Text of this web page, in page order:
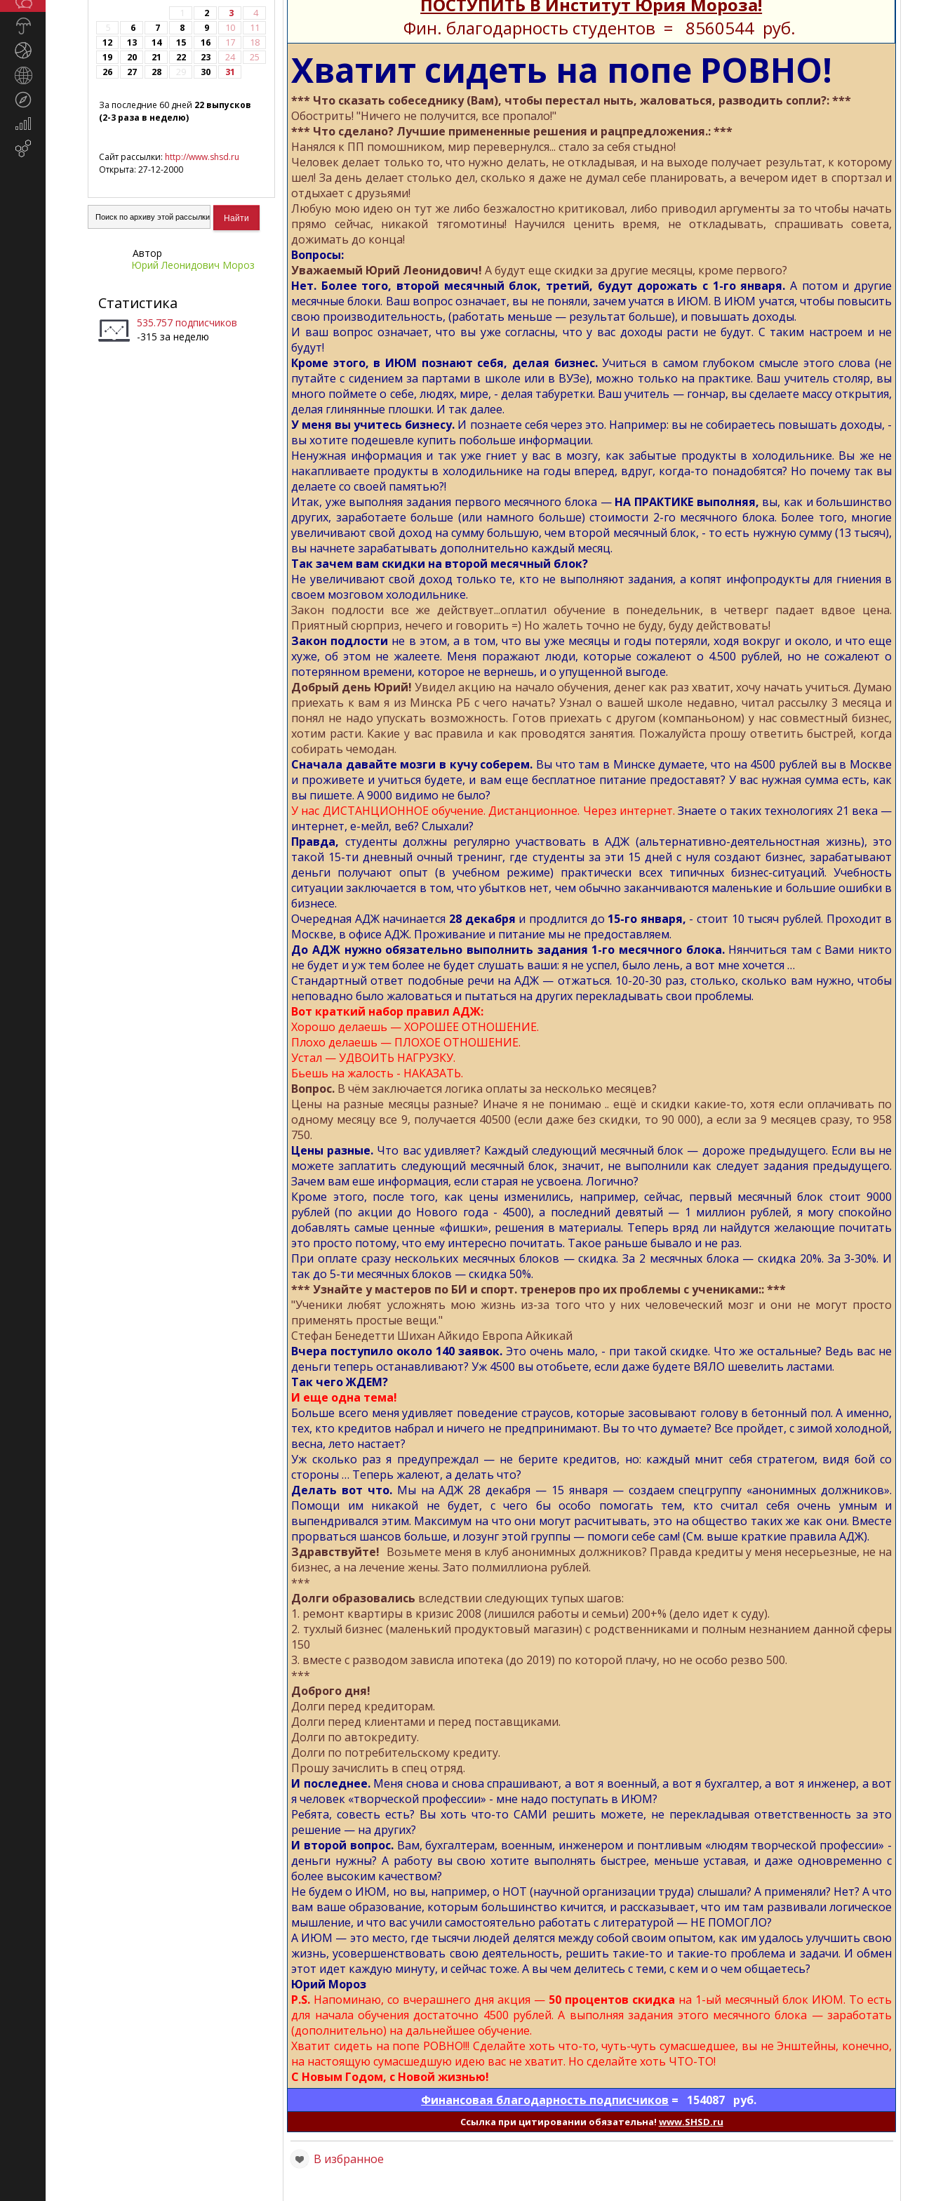
Экономика
маркетинг
1 2 3
4
5
6 7 8 9 10
11
12
13 14 15 16 17
18
19
20 21 22 23 24
25
26
27 28 29 30 31
За последние 60 дней 22 выпусков
(2-3 раза в неделю)
Сайт рассылки: http://www.shsd.ru
Открыта: 27-12-2000
Автор
Юрий Леонидович Мороз
Статистика
535.757 подписчиков
-315 за неделю
Фин. благодарность студентов = 8560544 руб.
Хватит сидеть на попе РОВНО!
*** Что сказать собеседнику (Вам), чтобы перестал ныть, жаловаться, разводить сопли?: ***
Обострить! "Ничего не получится, все пропало!"
*** Что сделано? Лучшие примененные решения и рацпредложения.: ***
Нанялся к ПП помошником, мир перевернулся... стало за себя стыдно!
Человек делает только то, что нужно делать, не откладывая, и на выходе получает результат, к которому
шел! За день делает столько дел, сколько я даже не думал себе планировать, а вечером идет в спортзал и
отдыхает с друзьями!
Любую мою идею он тут же либо безжалостно критиковал, либо приводил аргументы за то чтобы начать
прямо сейчас, никакой тягомотины! Научился ценить время, не откладывать, спрашивать совета,
дожимать до конца!
Вопросы:
Уважаемый Юрий Леонидович! А будут еще скидки за другие месяцы, кроме первого?
Нет. Более того, второй месячный блок, третий, будут дорожать с 1-го января.А потом и другие
месячные блоки. Ваш вопрос означает, вы не поняли, зачем учатся в ИЮМ. В ИЮМ учатся, чтобы повысить
свою производительность, (работать меньше — результат больше), и повышать доходы.
И ваш вопрос означает, что вы уже согласны, что у вас доходы расти не будут. С таким настроем и не
будут!
Кроме этого, в ИЮМ познают себя, делая бизнес.Учиться в самом глубоком смысле этого слова (не
путайте с сидением за партами в школе или в ВУЗе), можно только на практике. Ваш учитель столяр, вы
много поймете о себе, людях, мире, - делая табуретки. Ваш учитель — гончар, вы сделаете массу открытия,
делая глинянные плошки. И так далее.
У меня вы учитесь бизнесу. И познаете себя через это. Например: вы не собираетесь повышать доходы, -
вы хотите подешевле купить побольше информации.
Ненужная информация и так уже гниет у вас в мозгу, как забытые продукты в холодильнике. Вы же не
накапливаете продукты в холодильнике на годы вперед, вдруг, когда-то понадобятся? Но почему так вы
делаете со своей памятью?!
Итак, уже выполняя задания первого месячного блока — НА ПРАКТИКЕ выполняя, вы, как и большинство
других, заработаете больше (или намного больше) стоимости 2-го месячного блока. Более того, многие
увеличивают свой доход на сумму большую, чем второй месячный блок, - то есть нужную сумму (13 тысяч),
вы начнете зарабатывать дополнительно каждый месяц.
Так зачем вам скидки на второй месячный блок?
Не увеличивают свой доход только те, кто не выполняют задания, а копят инфопродукты для гниения в
своем мозговом холодильнике.
Закон подлости все же действует...оплатил обучение в понедельник, в четверг падает вдвое цена.
Приятный сюрприз, нечего и говорить =) Но жалеть точно не буду, буду действовать!
Закон подлости не в этом, а в том, что вы уже месяцы и годы потеряли, ходя вокруг и около, и что еще
хуже, об этом не жалеете. Меня поражают люди, которые сожалеют о 4.500 рублей, но не сожалеют о
потерянном времени, которое не вернешь, и о упущенной выгоде.
Добрый день Юрий! Увидел акцию на начало обучения, денег как раз хватит, хочу начать учиться. Думаю
приехать к вам я из Минска РБ с чего начать? Узнал о вашей школе недавно, читал рассылку 3 месяца и
понял не надо упускать возможность. Готов приехать с другом (компаньоном) у нас совместный бизнес,
хотим расти. Какие у вас правила и как проводятся занятия. Пожалуйста прошу ответить быстрей, когда
собирать чемодан.
Сначала давайте мозги в кучу соберем. Вы что там в Минске думаете, что на 4500 рублей вы в Москве
и проживете и учиться будете, и вам еще бесплатное питание предоставят? У вас нужная сумма есть, как
вы пишете. А 9000 видимо не было?
У нас ДИСТАНЦИОННОЕ обучение. Дистанционное. Через интернет. Знаете о таких технологиях 21 века —
интернет, е-мейл, веб? Слыхали?
Правда, студенты должны регулярно участвовать в АДЖ (альтернативно-деятельностная жизнь), это
такой 15-ти дневный очный тренинг, где студенты за эти 15 дней с нуля создают бизнес, зарабатывают
деньги получают опыт (в учебном режиме) практически всех типичных бизнес-ситуаций. Учебность
ситуации заключается в том, что убытков нет, чем обычно заканчиваются маленькие и большие ошибки в
бизнесе.
Очередная АДЖ начинается 28 декабря и продлится до 15-го января, - стоит 10 тысяч рублей. Проходит в
Москве, в офисе АДЖ. Проживание и питание мы не предоставляем.
До АДЖ нужно обязательно выполнить задания 1-го месячного блока. Нянчиться там с Вами никто
не будет и уж тем более не будет слушать ваши: я не успел, было лень, а вот мне хочется …
Стандартный ответ подобные речи на АДЖ — отжаться. 10-20-30 раз, столько, сколько вам нужно, чтобы
неповадно было жаловаться и пытаться на других перекладывать свои проблемы.
Вот краткий набор правил АДЖ:
Хорошо делаешь — ХОРОШЕЕ ОТНОШЕНИЕ.
Плохо делаешь — ПЛОХОЕ ОТНОШЕНИЕ.
Устал — УДВОИТЬ НАГРУЗКУ.
Бьешь на жалость - НАКАЗАТЬ.
Вопрос. В чём заключается логика оплаты за несколько месяцев?
Цены на разные месяцы разные? Иначе я не понимаю .. ещё и скидки какие-то, хотя если оплачивать по
одному месяцу все 9, получается 40500 (если даже без скидки, то 90 000), а если за 9 месяцев сразу, то 958
750.
Цены разные. Что вас удивляет? Каждый следующий месячный блок — дороже предыдущего. Если вы не
можете заплатить следующий месячный блок, значит, не выполнили как следует задания предыдущего.
Зачем вам еше информация, если старая не усвоена. Логично?
Кроме этого, после того, как цены изменились, например, сейчас, первый месячный блок стоит 9000
рублей (по акции до Нового года - 4500), а последний девятый — 1 миллион рублей, я могу спокойно
добавлять самые ценные «фишки», решения в материалы. Теперь вряд ли найдутся желающие почитать
это просто потому, что ему интересно почитать. Такое раньше бывало и не раз.
При оплате сразу нескольких месячных блоков — скидка. За 2 месячных блока — скидка 20%. За 3-30%. И
так до 5-ти месячных блоков — скидка 50%.
*** Узнайте у мастеров по БИ и спорт. тренеров про их проблемы с учениками:: ***
"Ученики любят усложнять мою жизнь из-за того что у них человеческий мозг и они не могут просто
применять простые вещи."
Стефан Бенедетти Шихан Айкидо Европа Айкикай
Вчера поступило около 140 заявок. Это очень мало, - при такой скидке. Что же остальные? Ведь вас не
деньги теперь останавливают? Уж 4500 вы отобьете, если даже будете ВЯЛО шевелить ластами.
Так чего ЖДЕМ?
И еще одна тема!
Больше всего меня удивляет поведение страусов, которые засовывают голову в бетонный пол. А именно,
тех, кто кредитов набрал и ничего не предпринимают. Вы то что думаете? Все пройдет, с зимой холодной,
весна, лето настает?
Уж сколько раз я предупреждал — не берите кредитов, но: каждый мнит себя стратегом, видя бой со
стороны … Теперь жалеют, а делать что?
Делать вот что. Мы на АДЖ 28 декабря — 15 января — создаем спецгруппу «анонимных должников».
Помощи им никакой не будет, с чего бы особо помогать тем, кто считал себя очень умным и
выпендривался этим. Максимум на что они могут расчитывать, это на общество таких же как они. Вместе
прорваться шансов больше, и лозунг этой группы — помоги себе сам! (См. выше краткие правила АДЖ).
Здравствуйте! Возьмете меня в клуб анонимных должников? Правда кредиты у меня несерьезные, не на
бизнес, а на лечение жены. Зато полмиллиона рублей.
***
Долги образовались вследствии следующих тупых шагов:
1. ремонт квартиры в кризис 2008 (лишился работы и семьи) 200+% (дело идет к суду).
2. тухлый бизнес (маленький продуктовый магазин) с родственниками и полным незнанием данной сферы
150
3. вместе с разводом зависла ипотека (до 2019) по которой плачу, но не особо резво 500.
***
Доброго дня!
Долги перед кредиторам.
Долги перед клиентами и перед поставщиками.
Долги по автокредиту.
Долги по потребительскому кредиту.
Прошу зачислить в спец отряд.
И последнее.Меня снова и снова спрашивают, а вот я военный, а вот я бухгалтер, а вот я инженер, а вот
я человек «творческой профессии» - мне надо поступать в ИЮМ?
Ребята, совесть есть? Вы хоть что-то САМИ решить можете, не перекладывая ответственность за это
решение — на других?
И второй вопрос.Вам, бухгалтерам, военным, инженером и понтливым «людям творческой профессии» -
деньги нужны? А работу вы свою хотите выполнять быстрее, меньше уставая, и даже одновременно с
более высоким качеством?
Не будем о ИЮМ, но вы, например, о НОТ (научной организации труда) слышали? А применяли? Нет? А что
вам ваше образование, которым большинство кичится, и рассказывает, что им там развивали логическое
мышление, и что вас учили самостоятельно работать с литературой — НЕ ПОМОГЛО?
А ИЮМ — это место, где тысячи людей делятся между собой своим опытом, как им удалось улучшить свою
жизнь, усовершенствовать свою деятельность, решить такие-то и такие-то проблема и задачи. И обмен
этот идет каждую минуту, и сейчас тоже. А вы чем делитесь с теми, с кем и о чем общаетесь?
Юрий Мороз
P.S. Напоминаю, со вчерашнего дня акция — 50 процентов скидка на 1-ый месячный блок ИЮМ. То есть
для начала обучения достаточно 4500 рублей. А выполняя задания этого месячного блока — заработать
(дополнительно) на дальнейшее обучение.
Хватит сидеть на попе РОВНО!!! Сделайте хоть что-то, чуть-чуть сумасшедшее, вы не Энштейны, конечно,
на настоящую сумасшедшую идею вас не хватит. Но сделайте хоть ЧТО-ТО!
С Новым Годом, с Новой жизнью!
Финансовая благодарность подписчиков = 154087 руб.
Cсылка при цитировании обязательна! www.SHSD.ru
В избранное